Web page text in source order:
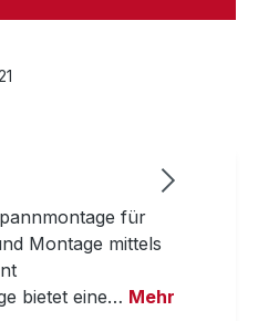
für
Montage mittels
bietet eine… Mehr